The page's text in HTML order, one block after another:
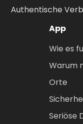
Authentische
App
Wie es
Warum
Orte
Seriöse